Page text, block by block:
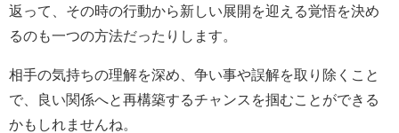
返って、その時の行動から新しい展開を迎える覚悟を決め
るのも一つの方法だったりします。
相手の気持ちの理解を深め、争い事や誤解を取り除くこと
で、良い関係へと再構築するチャンスを掴むことができる
かもしれませんね。